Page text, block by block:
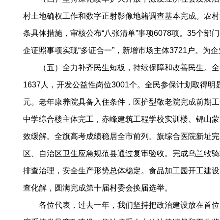
村土地确权工作和数字正射影像地籍调查基本完成。农
条具体措施，审核公布“八张清单”事项6078项。35个部
企证照事项实现“多证合一”，新增市场主体3721户。为
（五）全力补齐民生短板，持续保障和改善民生。全
1637人，开发公益性岗位3001个。全民参保计划取得
元。老年康养院具备入住条件，医护型敬老院完成前期
中学综合楼主体完工，赤峰建筑工程学校实训楼、锦山
效缓解。全旗高考成绩稳居全市前列。旗综合医院新址
区、自治区卫生应急规范县通过复审验收。完成乌兰牧
排查治理，安全生产形势总体稳定。食品加工园开工建
查化解，圆满完成第十届村委会换届选举。
各位代表，过去一年，我们坚持把政治建设放在首位